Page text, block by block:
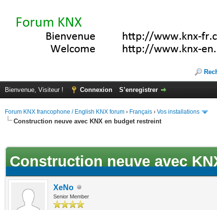
Bienvenue, Visiteur ! Connexion S’enregistrer
Forum KNX francophone / English KNX forum › Français › Vos installations
Construction neuve avec KNX en budget restreint
Construction neuve avec
XeNo
Senior Member